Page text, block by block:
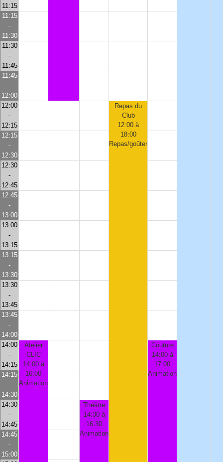
11:15
11:15
-
11:30
11:30
-
11:45
11:45
-
12:00
12:00
-
12:15
Repas du
Club
12:00 à
18:00
Repas/goûter
12:15
-
12:30
12:30
-
12:45
12:45
-
13:00
13:00
-
13:15
13:15
-
13:30
13:30
-
13:45
13:45
-
14:00
14:00
-
14:15
Atelier
CLIC
14:00 à
16:00
Animation
Couture
14:00 à
17:00
Animation
14:15
-
14:30
14:30
-
14:45
Théâtre
14:30 à
16:30
Animation
14:45
-
15:00